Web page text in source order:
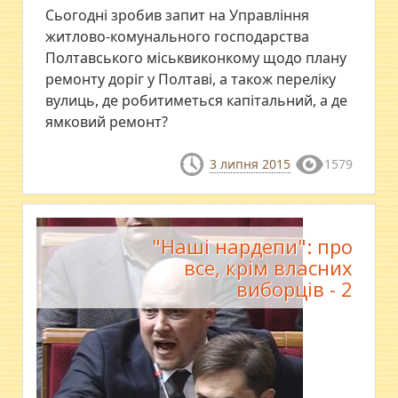
Сьогодні зробив запит на Управління
житлово-комунального господарства
Полтавського міськвиконкому щодо плану
ремонту доріг у Полтаві, а також переліку
вулиць, де робитиметься капітальний, а де
ямковий ремонт?
3 липня 2015 1579
"Наші нардепи": про
все, крім власних
виборців - 2